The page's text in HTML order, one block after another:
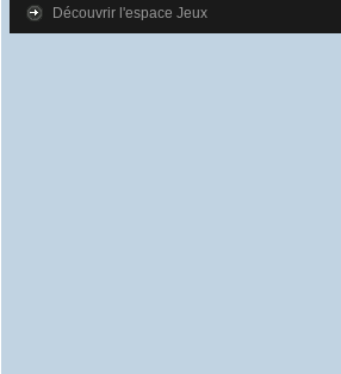
Découvrir l'espace Jeux